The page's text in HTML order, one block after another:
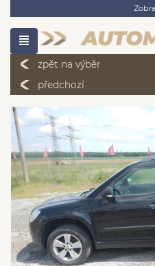
zpět na výběr
předchozí